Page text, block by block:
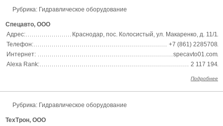
Рубрика: Гидравлическое оборудование
Спецавто, ООО
Адрес:
Краснодар, пос. Колосистый, ул. Макаренко, д. 11/1
Телефон:
+7 (861) 2285708
Интернет:
specavto01.com
Alexa Rank:
2 117 194
Подробнее
Рубрика: Гидравлическое оборудование
ТехТрон, ООО